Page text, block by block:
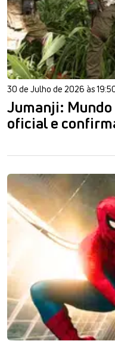
30 de Julho de 2026 às
Jumanji:
oficial e